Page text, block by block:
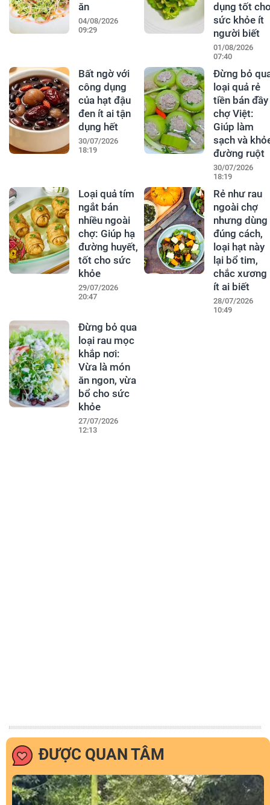
ăn
04/08/2026
09:29
dụng tốt
sức khỏe ít
người biết
01/08/2026
07:40
Bất ngờ với
công dụng
của hạt đậu
đen ít ai tận
dụng hết
30/07/2026
18:19
Đừng bỏ
loại quả rẻ
tiền bán đầy
chợ Việt:
Giúp làm
sạch và
đường ruột
30/07/2026
18:19
Loại quả tím
ngắt bán
nhiều ngoài
chợ: Giúp hạ
đường huyết,
tốt cho sức
khỏe
29/07/2026
20:47
Rẻ như rau
ngoài chợ
nhưng dùng
đúng cách,
loại hạt này
lại bổ tim,
chắc xương
ít ai biết
28/07/2026
10:49
Đừng bỏ qua
loại rau mọc
khắp nơi:
Vừa là món
ăn ngon, vừa
bổ cho sức
khỏe
27/07/2026
12:13
ĐƯỢC QUAN TÂM